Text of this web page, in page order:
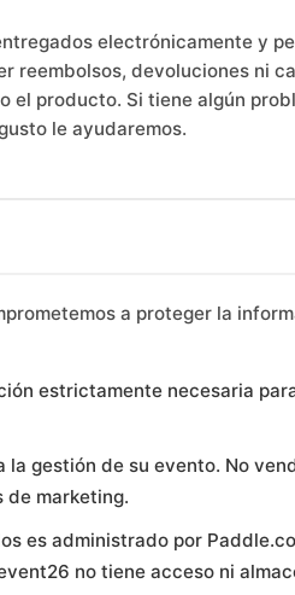
electrónicamente y
reembolsos, devoluciones ni
el producto. Si tiene algún
le ayudaremos.
a proteger la
estrictamente necesaria
gestión de su evento. No
de marketing.
es administrado por
no tiene acceso ni